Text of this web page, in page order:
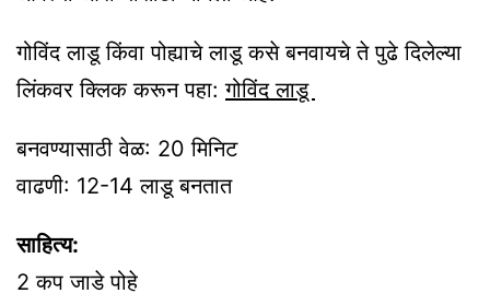
गोविंद लाडू किंवा पोह्याचे लाडू कसे बनवायचे ते पुढे दिलेल्या
लिंकवर क्लिक करून पहा:गोविंद लाडू
बनवण्यासाठी वेळ: 20 मिनिट
वाढणी: 12-14 लाडू बनतात
साहित्य:
2 कप जाडे पोहे